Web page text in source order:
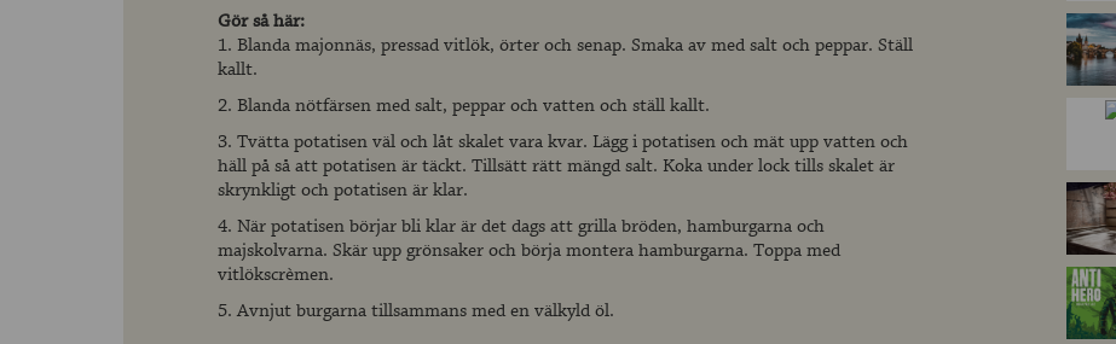
Gör så här:
1. Blanda majonnäs, pressad vitlök, örter och senap. Smaka av med salt och peppar. Ställ
kallt.
2. Blanda nötfärsen med salt, peppar och vatten och ställ kallt.
3. Tvätta potatisen väl och låt skalet vara kvar. Lägg i potatisen och mät upp vatten och
häll på så att potatisen är täckt. Tillsätt rätt mängd salt. Koka under lock tills skalet är
skrynkligt och potatisen är klar.
4. När potatisen börjar bli klar är det dags att grilla bröden, hamburgarna och
majskolvarna. Skär upp grönsaker och börja montera hamburgarna. Toppa med
vitlökscrèmen.
5. Avnjut burgarna tillsammans med en välkyld öl.